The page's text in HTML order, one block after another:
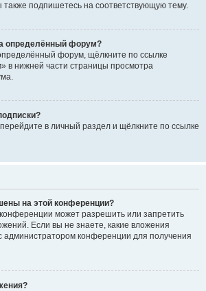
подпишетесь на соответствующую тему.
определённый форум?
форум, щёлкните по ссылке
в нижней части страницы просмотра
в личный раздел и щёлкните по ссылке
на этой конференции?
может разрешить или запретить
Если вы не знаете, какие вложения
администратором конференции для получения